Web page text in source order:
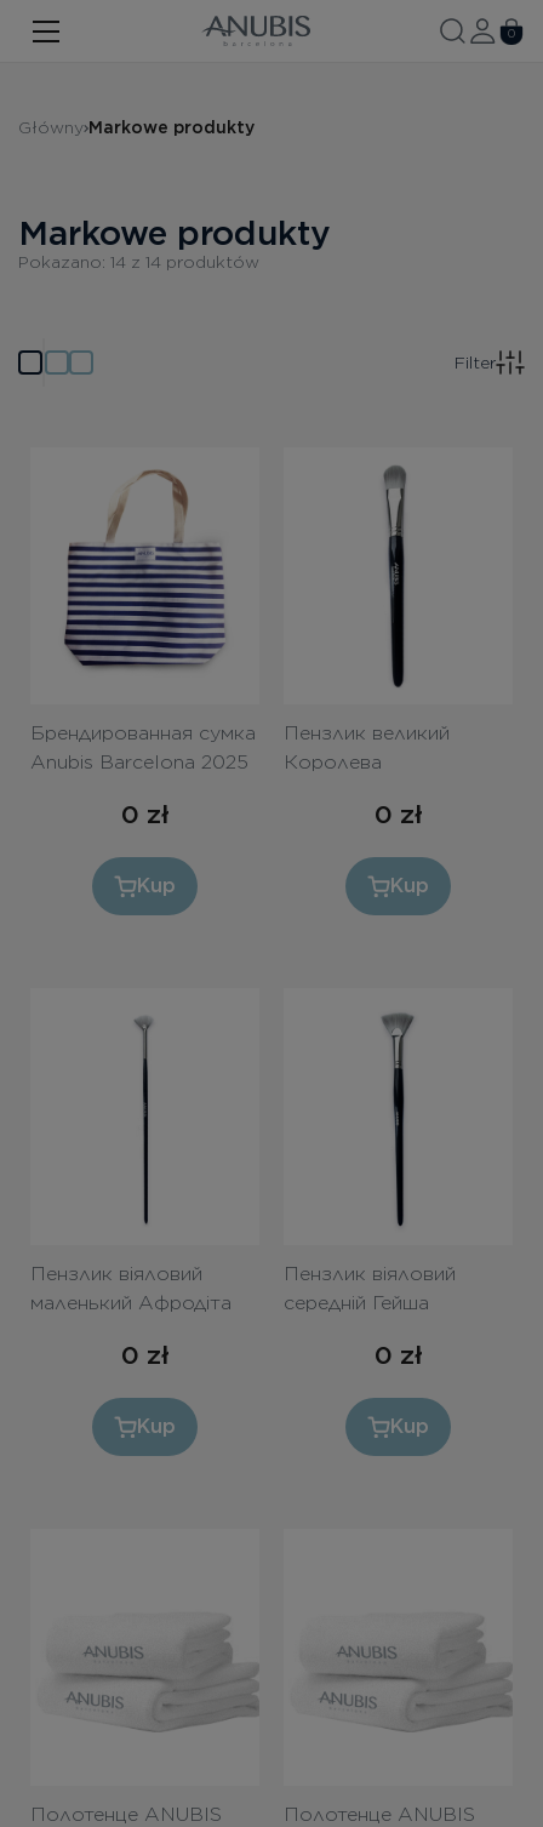
TWARZ
WŁOSY
SPF
Bezpłatne konsultacje
Zaloguj się/Rejestracja
PL
0
Główny Markowe produkty
Markowe produkty
Pokazano: 14 z 14 produktów
Filter
Брендированная сумка
Anubis Barcelona 2025
0 zł
Kup
Пензлик великий
Королева
0 zł
Kup
Пензлик віяловий
маленький Афродіта
0 zł
Kup
Пензлик віяловий
середній Гейша
0 zł
Kup
Полотенце ANUBIS
Полотенце ANUBIS